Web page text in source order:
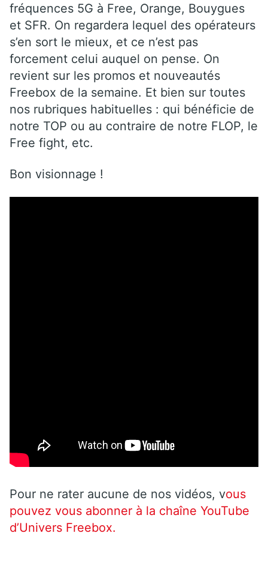
fréquences 5G à Free, Orange, Bouygues
et SFR. On regardera lequel des opérateurs
s’en sort le mieux, et ce n’est pas
forcement celui auquel on pense. On
revient sur les promos et nouveautés
Freebox de la semaine. Et bien sur toutes
nos rubriques habituelles : qui bénéficie de
notre TOP ou au contraire de notre FLOP, le
Free fight, etc.
Bon visionnage !
Pour ne rater aucune de nos vidéos, vous
pouvez vous abonner à la chaîne YouTube
d’Univers Freebox.